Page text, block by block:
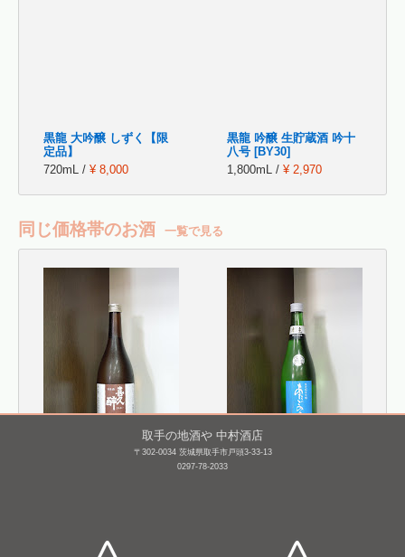
黒龍 大吟醸 しずく【限
定品】
720mL / ¥ 8,000
黒龍 吟醸 生貯蔵酒 吟十
八号 [BY30]
1,800mL / ¥ 2,970
同じ価格帯のお酒 一覧で見る
あたごのまつ 限定 純米
吟醸 おりがらみ 本
取手の地酒や 中村酒店
〒302-0034 茨城県取手市戸頭3-33-13
0297-78-2033